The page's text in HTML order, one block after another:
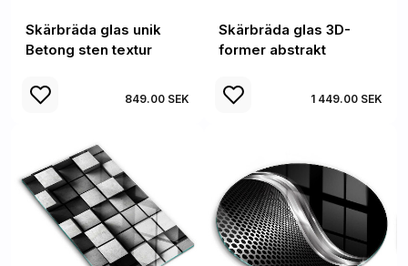
Skärbräda glas unik
Betong sten textur
849.00 SEK
Skärbräda glas 3D-
former abstrakt
1 449.00 SEK